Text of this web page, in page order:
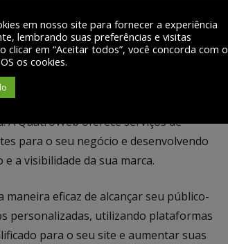
poderosa para envolver seu público-
cria estratégias de marketing de
e materiais ricos que agregam valor e
papel fundamental na interação com os
A QuatroWeb oferece serviços de
para o seu negócio e desenvolvendo
a visibilidade da sua marca.
eficaz de alcançar seu público-
personalizadas, utilizando plataformas
para o seu site e aumentar suas
em nosso site para fornecer a experiência
lembrando suas preferências e visitas
clicar em “Aceitar todos”, você concorda com o
os cookies.